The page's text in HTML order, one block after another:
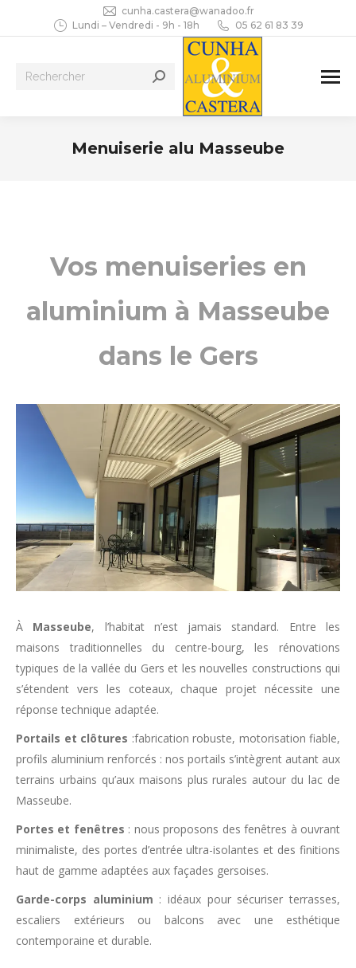
cunha.castera@wanadoo.fr
Lundi – Vendredi - 9h - 18h
05 62 61 83 39
Recherche
Menuiserie alu Masseube
Vos menuiseries en
aluminium à Masseube
dans le Gers
À Masseube, l’habitat n’est jamais standard. Entre les
maisons traditionnelles du centre-bourg, les rénovations
typiques de la vallée du Gers et les nouvelles constructions qui
s’étendent vers les coteaux, chaque projet nécessite une
réponse technique adaptée.
Portails et clôtures :fabrication robuste, motorisation fiable,
profils aluminium renforcés : nos portails s’intègrent autant aux
terrains urbains qu’aux maisons plus rurales autour du lac de
Masseube.
Portes et fenêtres : nous proposons des fenêtres à ouvrant
minimaliste, des portes d’entrée ultra-isolantes et des finitions
haut de gamme adaptées aux façades gersoises.
Garde-corps aluminium : idéaux pour sécuriser terrasses,
escaliers extérieurs ou balcons avec une esthétique
contemporaine et durable.